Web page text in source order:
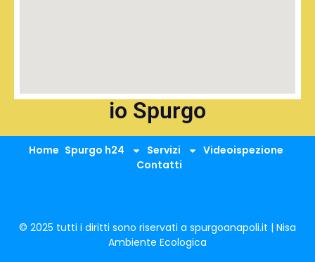
io Spurgo
Home Spurgo h24 Servizi
Videoispezione
Contatti
© 2025 tutti i diritti sono riservati a spurgoanapoli.it | Nisa
Ambiente Ecologica